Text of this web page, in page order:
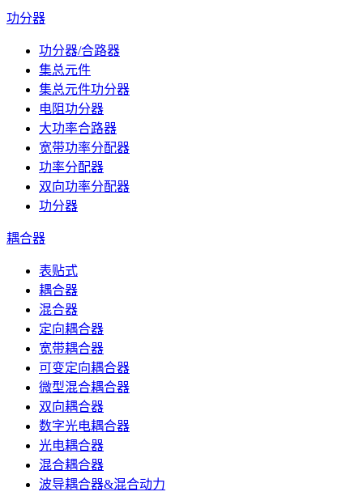
功分器
功分器/合路器
集总元件
集总元件功分器
电阻功分器
大功率合路器
宽带功率分配器
功率分配器
双向功率分配器
功分器
耦合器
表贴式
耦合器
混合器
定向耦合器
宽带耦合器
可变定向耦合器
微型混合耦合器
双向耦合器
数字光电耦合器
光电耦合器
混合耦合器
波导耦合器&混合动力